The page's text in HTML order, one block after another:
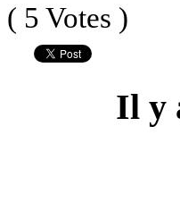
( 5 Votes )
Il y